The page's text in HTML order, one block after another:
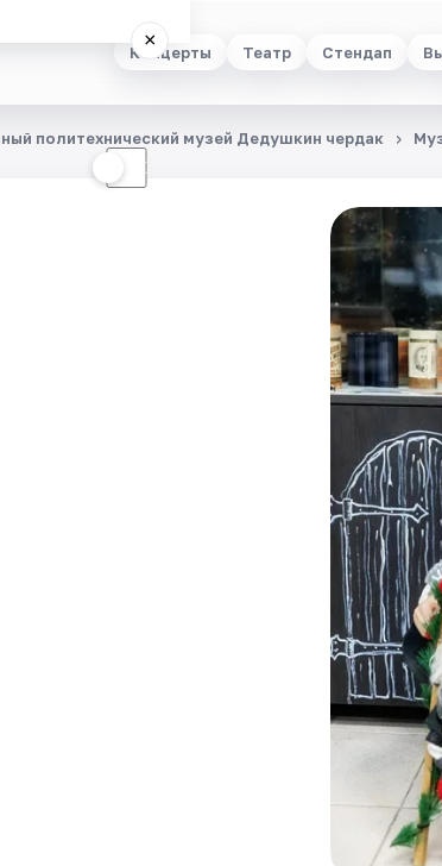
Концерты Театр Стендап
×
☾
политехнический музей Дедушкин чердак